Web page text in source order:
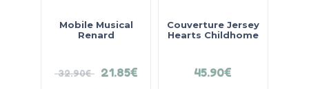
Mobile Musical
Renard
32.90€ 21.85€
Couverture Jersey
Hearts Childhome
45.90€